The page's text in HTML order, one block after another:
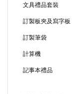
文具禮品套裝
訂製板夾及寫字板
訂製筆袋
計算機
記事本禮品